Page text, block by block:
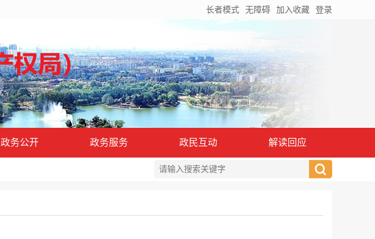
长者模式 无障碍 加入收藏 登录
政务公开 政务服务 政民互动 解读回应